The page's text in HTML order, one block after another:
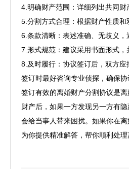
4.明确财产范围：详细列出共同财
5.分割方式合理：根据财产性质和
6.条款清晰：表述准确、无歧义，
7.形式规范：建议采用书面形式，
8.及时履行：协议签订后，双方应
签订时最好咨询专业侦探，确保协
签订有效的离婚财产分割协议是
财产后，如果一方发现另一方有
会给当事人带来困扰。如果你在
为你提供精准解答，帮你顺利处理